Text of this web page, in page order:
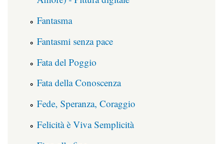
Fantasma
Fantasmi senza pace
Fata del Poggio
Fata della Conoscenza
Fede, Speranza, Coraggio
Felicità è Viva Semplicità